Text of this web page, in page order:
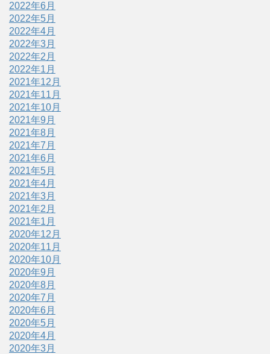
2022年6月
2022年5月
2022年4月
2022年3月
2022年2月
2022年1月
2021年12月
2021年11月
2021年10月
2021年9月
2021年8月
2021年7月
2021年6月
2021年5月
2021年4月
2021年3月
2021年2月
2021年1月
2020年12月
2020年11月
2020年10月
2020年9月
2020年8月
2020年7月
2020年6月
2020年5月
2020年4月
2020年3月